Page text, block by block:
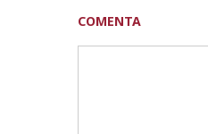
COMENTA